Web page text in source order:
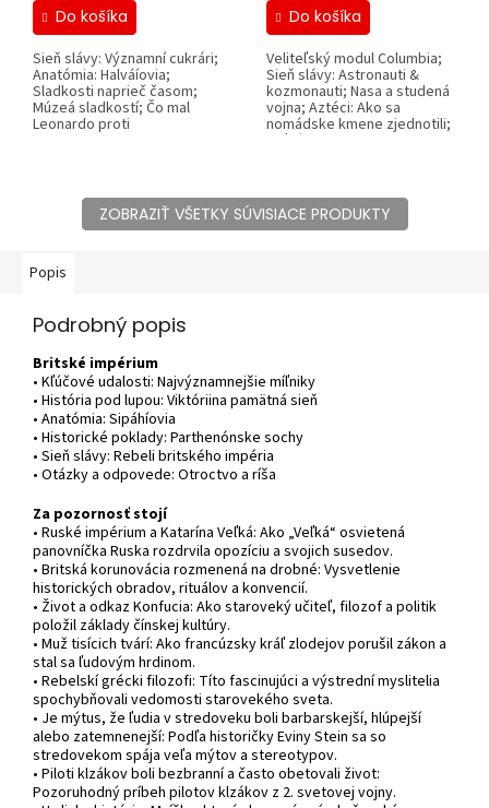
Do košíka
Sieň slávy: Významní cukrári;
Anatómia: Halváíovia;
Sladkosti naprieč časom;
Múzeá sladkostí; Čo mal
Leonardo proti
Do košíka
Veliteľský modul Columbia;
Sieň slávy: Astronauti &
kozmonauti; Nasa a studená
vojna; Aztéci: Ako sa
nomádske kmene zjednotili;
Veľké...
ZOBRAZIŤ VŠETKY SÚVISIACE PRODUKTY
Popis
Podrobný popis
Britské impérium
• Kľúčové udalosti: Najvýznamnejšie míľniky
• História pod lupou: Viktóriina pamätná sieň
• Anatómia: Sipáhíovia
• Historické poklady: Parthenónske sochy
• Sieň slávy: Rebeli britského impéria
• Otázky a odpovede: Otroctvo a ríša
Za pozornosť stojí
• Ruské impérium a Katarína Veľká: Ako „Veľká“ osvietená
panovníčka Ruska rozdrvila opozíciu a svojich susedov.
• Britská korunovácia rozmenená na drobné: Vysvetlenie
historických obradov, rituálov a konvencií.
• Život a odkaz Konfucia: Ako staroveký učiteľ, filozof a politik
položil základy čínskej kultúry.
• Muž tisícich tvárí: Ako francúzsky kráľ zlodejov porušil zákon a
stal sa ľudovým hrdinom.
• Rebelskí grécki filozofi: Títo fascinujúci a výstrední myslitelia
spochybňovali vedomosti starovekého sveta.
• Je mýtus, že ľudia v stredoveku boli barbarskejší, hlúpejší
alebo zatemnenejší: Podľa historičky Eviny Stein sa so
stredovekom spája veľa mýtov a stereotypov.
• Piloti klzákov boli bezbranní a často obetovali život:
Pozoruhodný príbeh pilotov klzákov z 2. svetovej vojny.